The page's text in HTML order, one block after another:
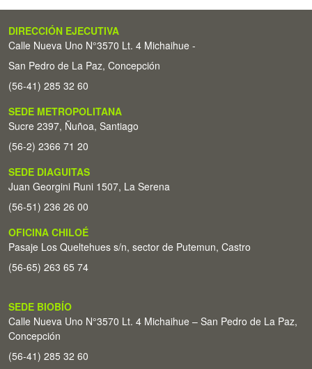
DIRECCIÓN EJECUTIVA
Calle Nueva Uno N°3570 Lt. 4 Michaihue -
San Pedro de La Paz, Concepción
(56-41) 285 32 60
SEDE METROPOLITANA
Sucre 2397, Ñuñoa, Santiago
(56-2) 2366 71 20
SEDE DIAGUITAS
Juan Georgini Runi 1507, La Serena
(56-51) 236 26 00
OFICINA CHILOÉ
Pasaje Los Queltehues s/n, sector de Putemun, Castro
(56-65) 263 65 74
SEDE BIOBÍO
Calle Nueva Uno N°3570 Lt. 4 Michaihue – San Pedro de La Paz,
Concepción
(56-41) 285 32 60